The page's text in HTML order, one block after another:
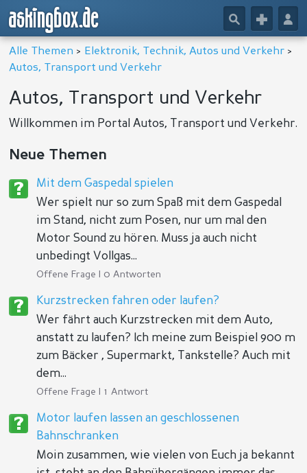
askingbox.de 👤
+
🔎
Alle Themen > Elektronik, Technik, Autos und Verkehr >
Autos, Transport und Verkehr
Autos, Transport und Verkehr
Willkommen im Portal Autos, Transport und Verkehr.
Neue Themen
Mit dem Gaspedal spielen
Wer spielt nur so zum Spaß mit dem Gaspedal
im Stand, nicht zum Posen, nur um mal den
Motor Sound zu hören. Muss ja auch nicht
unbedingt Vollgas...
Offene Frage | 0 Antworten
Kurzstrecken fahren oder laufen?
Wer fährt auch Kurzstrecken mit dem Auto,
anstatt zu laufen? Ich meine zum Beispiel 900 m
zum Bäcker , Supermarkt, Tankstelle? Auch mit
dem...
Offene Frage | 1 Antwort
Motor laufen lassen an geschlossenen
Bahnschranken
Moin zusammen, wie vielen von Euch ja bekannt